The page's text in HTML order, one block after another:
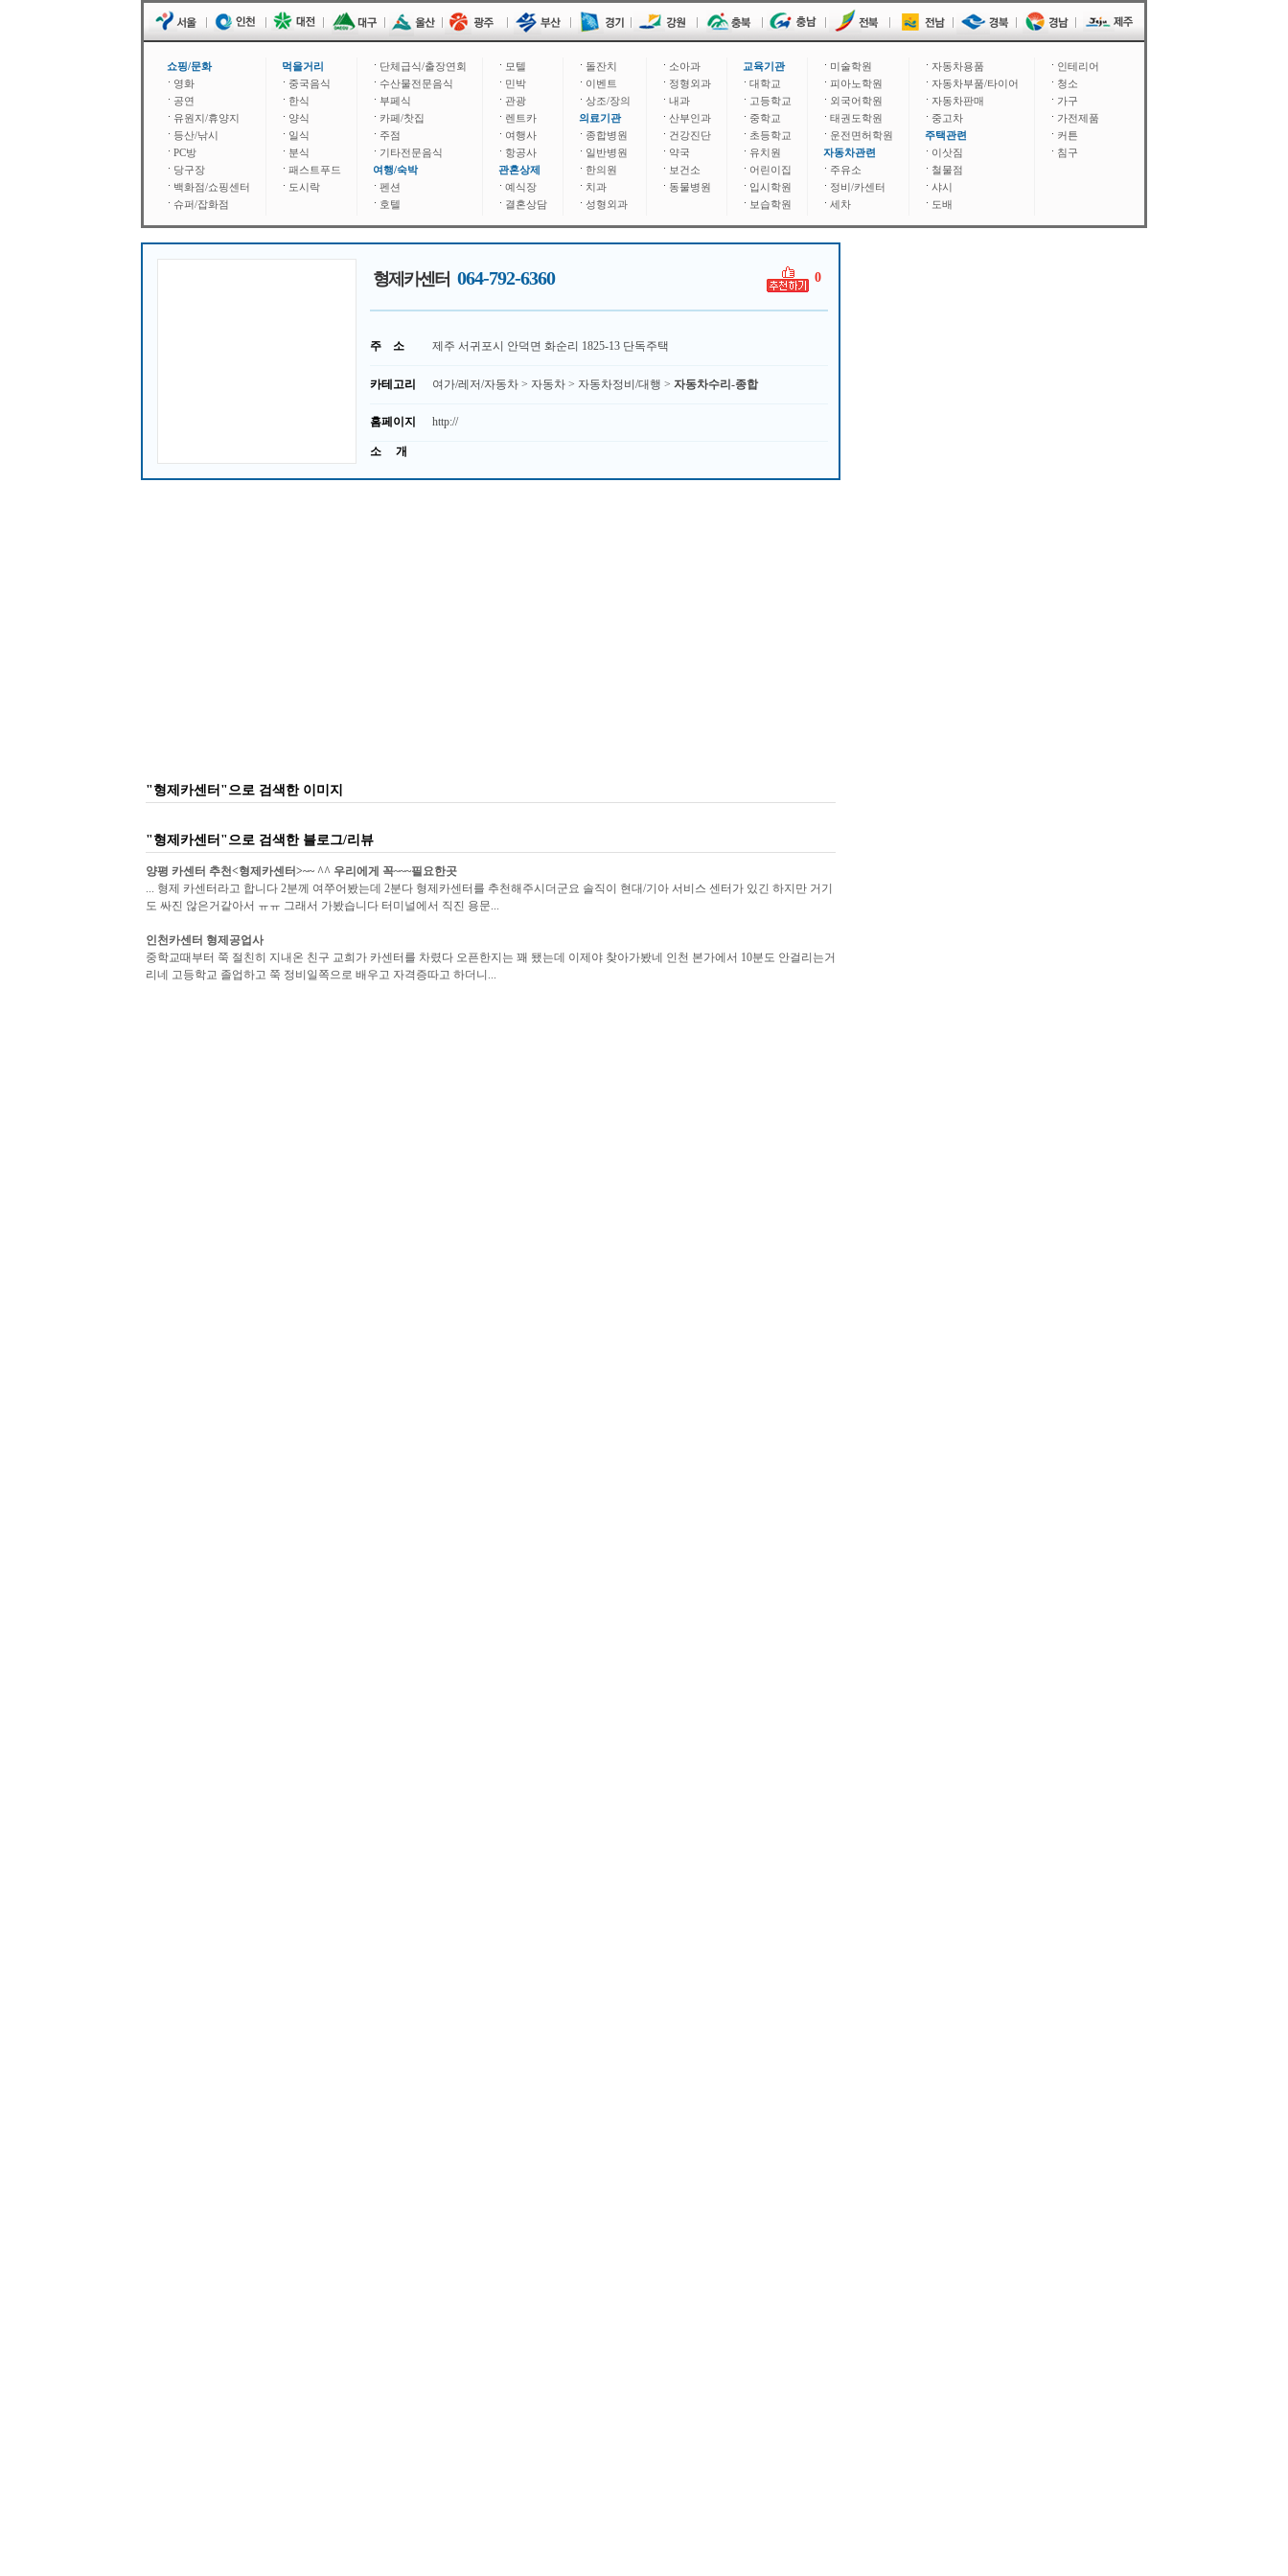
쇼핑/문화
영화
공연
유원지/휴양지
등산/낚시
PC방
당구장
백화점/쇼핑센터
슈퍼/잡화점
먹을거리
중국음식
한식
양식
일식
분식
패스트푸드
도시락
단체급식/출장연회
수산물전문음식
부페식
카페/찻집
주점
기타전문음식
여행/숙박
펜션
호텔
모텔
민박
관광
렌트카
여행사
항공사
관혼상제
예식장
결혼상담
돌잔치
이벤트
상조/장의
의료기관
종합병원
일반병원
한의원
치과
성형외과
소아과
정형외과
내과
산부인과
건강진단
약국
보건소
동물병원
교육기관
대학교
고등학교
중학교
초등학교
유치원
어린이집
입시학원
보습학원
미술학원
피아노학원
외국어학원
태권도학원
운전면허학원
자동차관련
주유소
정비/카센터
세차
자동차용품
자동차부품/타이어
자동차판매
중고차
주택관련
이삿짐
철물점
샤시
도배
인테리어
청소
가구
가전제품
커튼
침구
형제카센터 064-792-6360 0
주 소 제주 서귀포시 안덕면 화순리 1825-13 단독주택
카테고리 여가/레저/자동차 > 자동차 > 자동차정비/대행 > 자동차수리-종합
홈페이지 http://
소 개
"형제카센터"으로 검색한 이미지
"형제카센터"으로 검색한 블로그/리뷰
양평 카센터 추천<형제카센터>~~ ^^ 우리에게 꼭~~~필요한곳
... 형제 카센터라고 합니다 2분께 여쭈어봤는데 2분다 형제카센터를 추천해주시더군요 솔직이 현대/기아 서비스 센터가 있긴 하지만 거기
도 싸진 않은거같아서 ㅠㅠ 그래서 가봤습니다 터미널에서 직진 용문...
인천카센터 형제 공업사
중학교때부터 쭉 절친히 지내온 친구 교희가 카센터를 차렸다 오픈한지는 꽤 됐는데 이제야 찾아가봤네 인천 본가에서 10분도 안걸리는거
리네 고등학교 졸업하고 쭉 정비일쪽으로 배우고 자격증따고 하더니...